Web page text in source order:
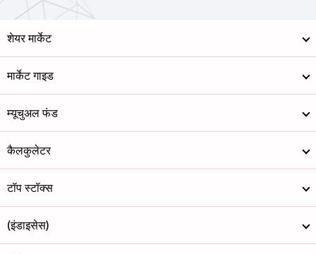
शेयर मार्केट
मार्केट गाइड
म्यूचुअल फंड
कैलकुलेटर
टॉप स्टॉक्स
(इंडाइसेस)